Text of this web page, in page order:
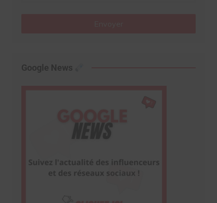
Google News